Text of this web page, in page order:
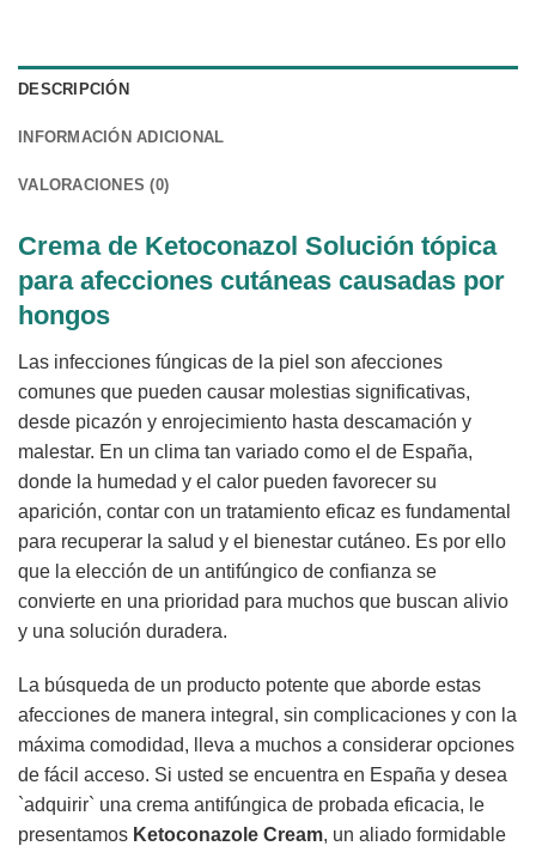
DESCRIPCIÓN
INFORMACIÓN ADICIONAL
VALORACIONES (0)
Crema de Ketoconazol Solución tópica
para afecciones cutáneas causadas por
hongos
Las infecciones fúngicas de la piel son afecciones
comunes que pueden causar molestias significativas,
desde picazón y enrojecimiento hasta descamación y
malestar. En un clima tan variado como el de España,
donde la humedad y el calor pueden favorecer su
aparición, contar con un tratamiento eficaz es fundamental
para recuperar la salud y el bienestar cutáneo. Es por ello
que la elección de un antifúngico de confianza se
convierte en una prioridad para muchos que buscan alivio
y una solución duradera.
La búsqueda de un producto potente que aborde estas
afecciones de manera integral, sin complicaciones y con la
máxima comodidad, lleva a muchos a considerar opciones
de fácil acceso. Si usted se encuentra en España y desea
`adquirir` una crema antifúngica de probada eficacia, le
presentamos Ketoconazole Cream, un aliado formidable